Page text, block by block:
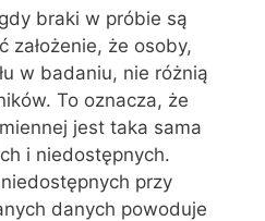
braki w próbie są
założenie, że osoby,
w badaniu, nie różnią
To oznacza, że
jest taka sama
i niedostępnych.
przy
danych powoduje